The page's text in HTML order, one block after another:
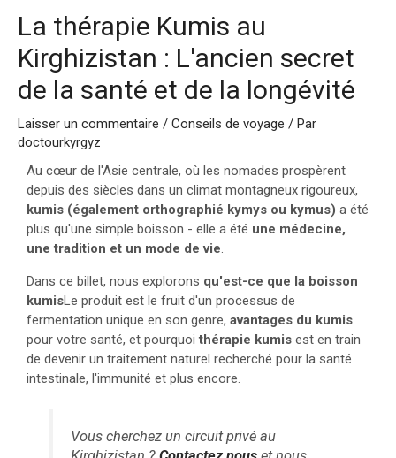
La thérapie Kumis au
Kirghizistan : L'ancien secret
de la santé et de la longévité
Laisser un commentaire / Conseils de voyage / Par
doctourkyrgyz
Au cœur de l'Asie centrale, où les nomades prospèrent
depuis des siècles dans un climat montagneux rigoureux,
kumis (également orthographié kymys ou kymus) a été
plus qu'une simple boisson - elle a été une médecine,
une tradition et un mode de vie
Dans ce billet, nous explorons qu'est-ce que la boisson
kumisLe produit est le fruit d'un processus de
fermentation unique en son genre, avantages du kumis
pour votre santé, et pourquoithérapie kumis est en train
de devenir un traitement naturel recherché pour la santé
intestinale, l'immunité et plus encore.
Vous cherchez un circuit privé au